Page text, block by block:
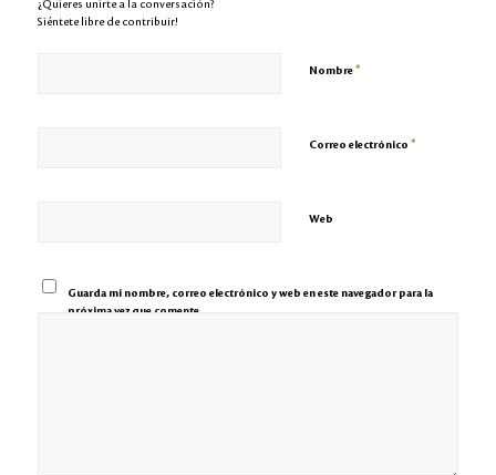
¿Quieres unirte a la conversación?
Siéntete libre de contribuir!
Nombre*
Correo electrónico *
Web
Guarda mi nombre, correo electrónico y web en este navegador para la
próxima vez que comente.